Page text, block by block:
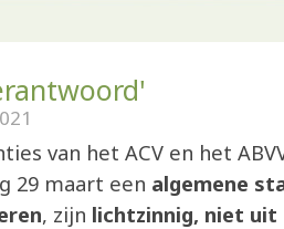
van het ACV en het
29 maart een algemene
, zijn lichtzinnig, niet uit